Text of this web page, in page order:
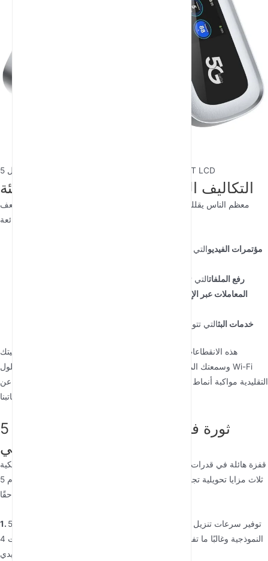
راوتر محمول 5G بلوحة لمس AX1800 وشاشة 2.4′ TFT LCD
التكاليف الخفية لاتصالات الإنترنت البطيئة
معظم الناس يقللون من مقدار الوقت والمال الذي يخسرونه بسبب ضعف
مؤتمرات الفيديوالتي تتجمد في اللحظات الحرجة أثناء اجتماعات العمل
رفع الملفاتالتي تستغرق ساعات بدلاً من دقائق عند العمل عن بُعد
المعاملات عبر الإنترنت
خدمات البثالتي تتوقف باستمرار للتحميل خلال وقت فراغك المحدود
هذه الانقطاعات لا تسبب الإحباط فقط – بل تؤثر مباشرة على إنتاجيتك
وسمعتك المهنية وحتى استمتاعك الشخصي. غالبًا ما لا تستطيع حلول Wi-Fi
التقليدية مواكبة أنماط حياتنا المتنقلة بشكل متزايد، خاصة عندما نكون بعيدًا عن
كيف تُحدث تقنية 5G ثورة في الاتصال
اللاسلكي
يمثل الجيل الخامس من التقنية اللاسلكية (5G) قفزة هائلة في قدرات الإنترنت
المتنقل. على عكس الأجيال السابقة، تقدم 5G ثلاث مزايا تحويلية تجعل أجهزة
يمكن لشبكات 5G توفير سرعات تنزيل تصل إلى 10 جيجابت
في الثانية – أي أسرع بمئة مرة من اتصالات 4G LTE النموذجية وغالبًا ما تفوق